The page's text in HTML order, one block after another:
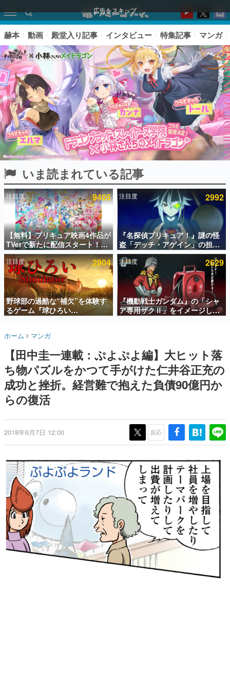
広告をスキップ
ピックアップ
電ファミのいま読まれている記事ランキング
アプリセール情報
インタビュー
連載・特集一覧
殿堂入り記事
SNS拡散数が数千以上！ ページビュー数万以上！ などな
ど。多くの人々に読まれた、電ファミ渾身の“殿堂入り”記
事をまとめました。
きます。
赫本
この物語を解いてはいけない。『赫本』は、〈試験問題〉
の形をした短編ホラー小説集です。
これからのデジタルゲーム市場を担う若きクリエイター達
の姿を追い、彼らのルーツと情熱を探っていきます。
ゲームに多大な影響を受けた作家さんに取材し、ゲームが
日本のコンテンツ産業やカルチャーに与えた影響を探る企
画です。
日本モバイルゲーム産業史
日本のモバイルゲーム史における主要なトピック・タイト
ルを網羅するほか、開発者へのインタビューや識者による
解説を掲載。約20年の歴史が一望できる決定版！
若ゲのいたり〜ゲームクリエイターの青春〜
『うつヌケ』『ペンと箸』等で知られるマンガ家・田中圭
一先生によるゲーム業界レポートマンガです。
赫本 動画 殿堂入り記事 インタビュー 特集記事 マンガ
いま読まれている記事
注目度 9405
【無料】プリキュア映画4作品が
TVerで新たに配信スタート！な
んと2018年～2024年の映画ほぼ
すべてが見放題に、ぶっちゃけ
ありえないラインナップ
注目度 2992
『名探偵プリキュア！』謎の怪
盗「デッチ・アゲイン」の担当
キャストは天﨑滉平さんと判
明。『Re:ゼロから始める異世
界生活』オットー役、『ヒプノ
シスマイク』山田三郎役など
注目度 2904
野球部の過酷な“補欠”を体験す
るゲーム『球ひろい
Simulator』が「1件」のウィッ
対応しSNSで話題に。『キング
ダム・カム』開発元やチェコの
プロ野球選手から称賛の声
注目度 2629
『機動戦士ガンダム』の「シャ
ア専用ザクⅡ」をイメージした
散水ホースリールが予約開始。
ム、型式番号などを配置
ホーム マンガ
【田中圭一連載：ぷよぷよ編】大ヒット落
ち物パズルをかつて手がけた仁井谷正充の
成功と挫折。経営難で抱えた負債90億円か
らの復活
2018年6月7日 12:00 反応